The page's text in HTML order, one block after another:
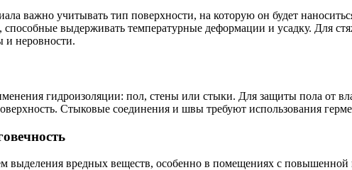
важно учитывать тип поверхности, на которую он будет
выдерживать температурные деформации и усадку. Для
и неровности.
гидроизоляции: пол, стены или стыки. Для защиты пола от
Стыковые соединения и швы требуют использования
выделения вредных веществ, особенно в помещениях с повышенной